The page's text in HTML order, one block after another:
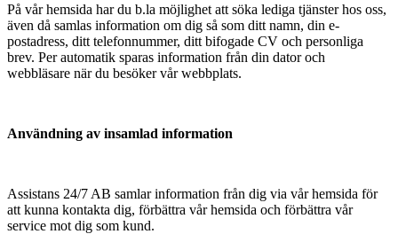
På vår hemsida har du b.la möjlighet att söka lediga tjänster hos oss,
även då samlas information om dig så som ditt namn, din e-
postadress, ditt telefonnummer, ditt bifogade CV och personliga
brev. Per automatik sparas information från din dator och
webbläsare när du besöker vår webbplats.
Användning av insamlad information
Assistans 24/7 AB samlar information från dig via vår hemsida för
att kunna kontakta dig, förbättra vår hemsida och förbättra vår
service mot dig som kund.